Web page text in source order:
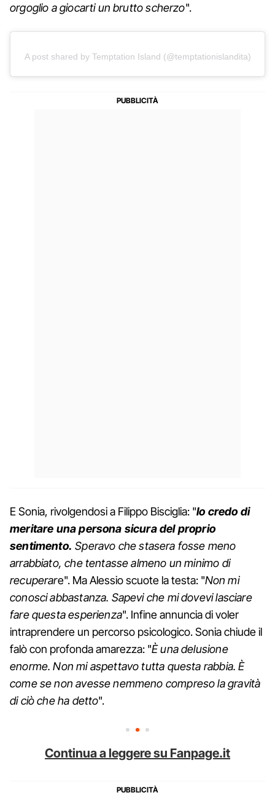
orgoglio a giocarti un brutto scherzo".
A post shared by Temptation Island (@temptationislandita)
E Sonia, rivolgendosi a Filippo Bisciglia: "Io credo di
meritare una persona sicura del proprio
sentimento. Speravo che stasera fosse meno
arrabbiato, che tentasse almeno un minimo di
recuperare". Ma Alessio scuote la testa: "Non mi
conosci abbastanza. Sapevi che mi dovevi lasciare
fare questa esperienza". Infine annuncia di voler
intraprendere un percorso psicologico. Sonia chiude il
falò con profonda amarezza: "È una delusione
enorme. Non mi aspettavo tutta questa rabbia. È
come se non avesse nemmeno compreso la gravità
di ciò che ha detto".
Continua a leggere su Fanpage.it